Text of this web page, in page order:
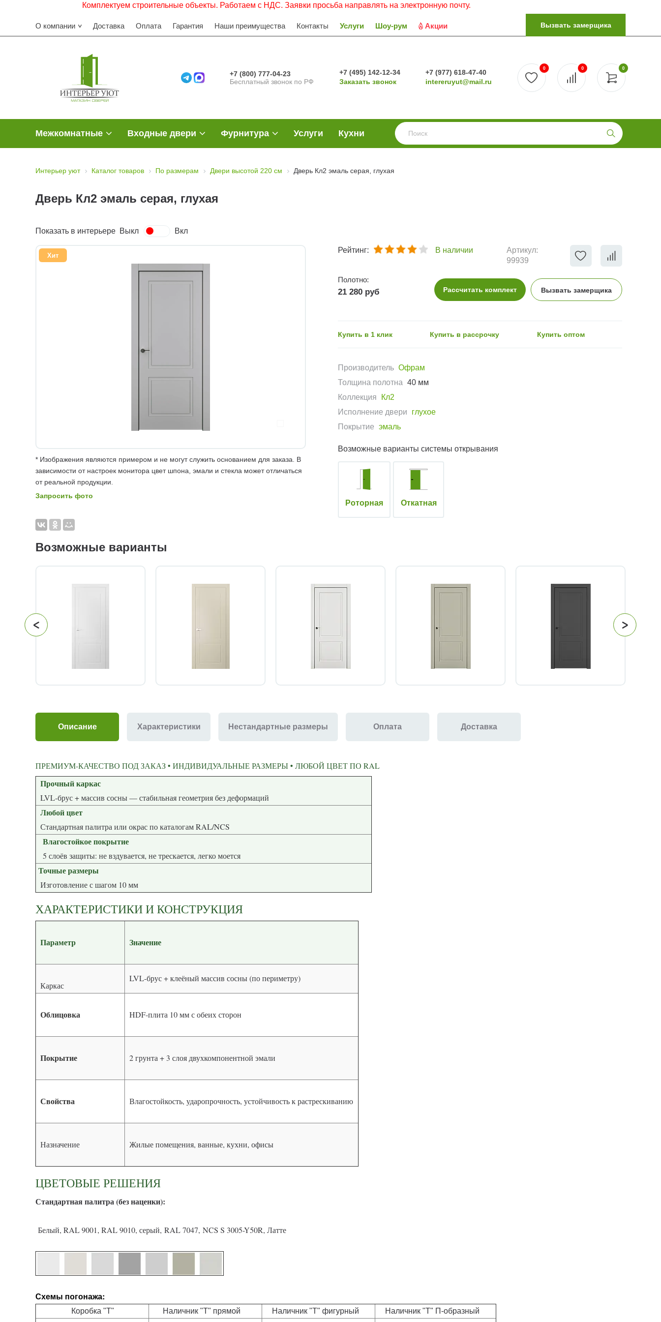
Комплектуем строительные объекты. Работаем с НДС. Заявки просьба направлять на электронную почту.
О компании Доставка Оплата Гарантия Наши преимущества Контакты Услуги Шоу-рум Акции Вызвать замерщика
+7 (800) 777-04-23
Бесплатный звонок по РФ
+7 (495) 142-12-34
Заказать звонок
+7 (977) 618-47-40
intereruyut@mail.ru
0
0 0
Межкомнатные Входные двери Фурнитура Услуги Кухни
Интерьер уют Каталог товаров По размерам Двери высотой 220 см Дверь Кл2 эмаль серая, глухая
Дверь Кл2 эмаль серая, глухая
Показать в интерьере Выкл Вкл
Хит
* Изображения являются примером и не могут служить основанием для заказа. В
зависимости от настроек монитора цвет шпона, эмали и стекла может отличаться
от реальной продукции.
Запросить фото
Рейтинг: В наличии
Артикул:
99939
Полотно:
21 280 руб Рассчитать комплект Вызвать замерщика
Купить в 1 клик Купить в рассрочку Купить оптом
Производитель Офрам
Толщина полотна 40 мм
Коллекция
Кл2
Исполнение двери
глухое
Покрытие эмаль
Возможные варианты системы открывания
Роторная Откатная
Возможные варианты
Описание Характеристики Нестандартные размеры Оплата Доставка
ПРЕМИУМ-КАЧЕСТВО ПОД ЗАКАЗ • ИНДИВИДУАЛЬНЫЕ РАЗМЕРЫ • ЛЮБОЙ ЦВЕТ ПО RAL
Прочный каркас
LVL-брус + массив сосны — стабильная геометрия без деформаций
Любой цвет
Стандартная палитра или окрас по каталогам RAL/NCS
Влагостойкое покрытие
5 слоёв защиты: не вздувается, не трескается, легко моется
Точные размеры
Изготовление с шагом 10 мм
ХАРАКТЕРИСТИКИ И КОНСТРУКЦИЯ
Параметр Значение
Каркас
LVL-брус + клеёный массив сосны (по периметру)
Облицовка HDF-плита 10 мм с обеих сторон
Покрытие 2 грунта + 3 слоя двухкомпонентной эмали
Свойства Влагостойкость, ударопрочность, устойчивость к растрескиванию
Назначение Жилые помещения, ванные, кухни, офисы
ЦВЕТОВЫЕ РЕШЕНИЯ
Стандартная палитра (без наценки):
Белый, RAL 9001, RAL 9010, серый, RAL 7047, NCS S 3005-Y50R, Латте
Схемы погонажа:
Коробка "Т" Наличник "Т" прямой Наличник "Т" фигурный Наличник "Т" П-образный